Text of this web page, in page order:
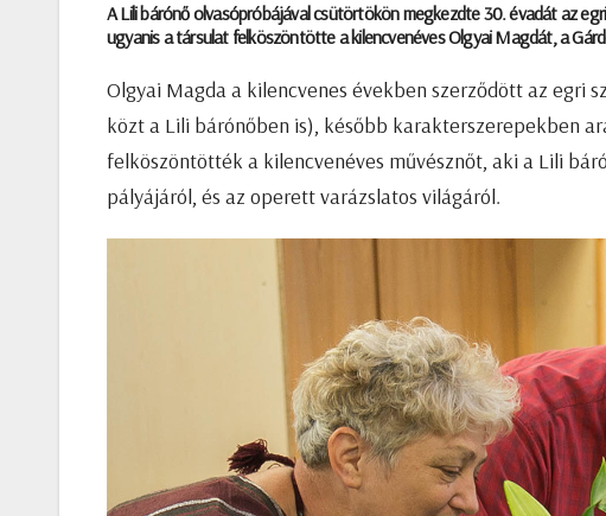
A Lili bárónő olvasópróbájával csütörtökön megkezdte 30. évadát az
ugyanis a társulat felköszöntötte a kilencvenéves Olgyai Magdát, a
Olgyai Magda a kilencvenes években szerződött az egri
közt a Lili bárónőben is), később karakterszerepekben
felköszöntötték a kilencvenéves művésznőt, aki a Lili
pályájáról, és az operett varázslatos világáról.